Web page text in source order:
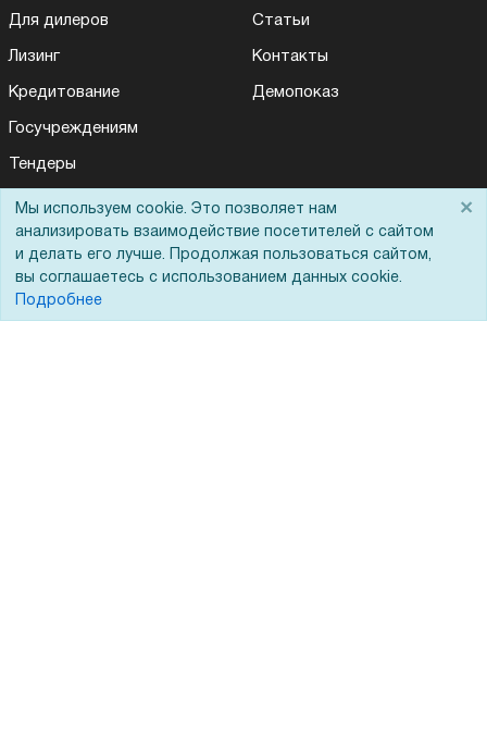
Для дилеров
Лизинг
Кредитование
Госучреждениям
Тендеры
Бренды
ЭДО
Статьи
Контакты
Демопоказ
Мы используем cookie. Это позволяет нам
анализировать взаимодействие посетителей с сайтом
и делать его лучше. Продолжая пользоваться сайтом,
вы соглашаетесь с использованием данных cookie.
Подробнее
×